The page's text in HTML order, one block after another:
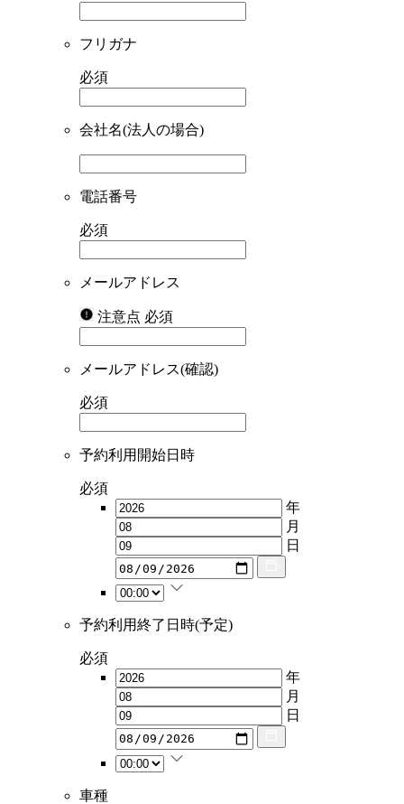
フリガナ
必須
会社名(法人の場合)
電話番号
必須
メールアドレス
注意点 必須
メールアドレス(確認)
必須
予約利用開始日時
必須
年
月
日
予約利用終了日時(予定)
必須
年
月
日
車種